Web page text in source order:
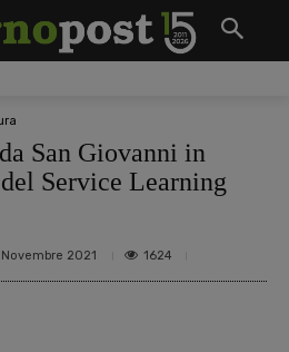
San Giovanni in
Service Learning
Novembre 2021 1624